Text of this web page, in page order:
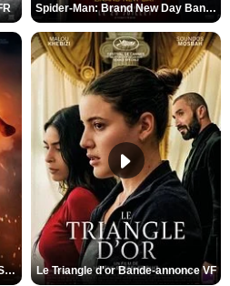
Spider-Man: Brand New Day Bande-annonce VO STFR
L'Odyssée Bande-annonce VO STFR Le Triangle d'or Bande-annonce VF